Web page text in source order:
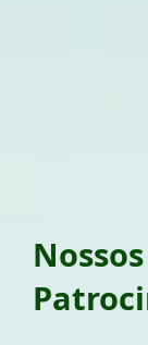
Nossos